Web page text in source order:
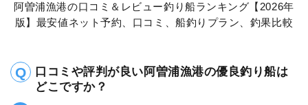
阿曽浦漁港の口コミ＆レビュー釣り船ランキング【2026年
版】最安値ネット予約、口コミ、船釣りプラン、釣果比較
口コミや評判が良い阿曽浦漁港の優良釣り船は
どこですか？